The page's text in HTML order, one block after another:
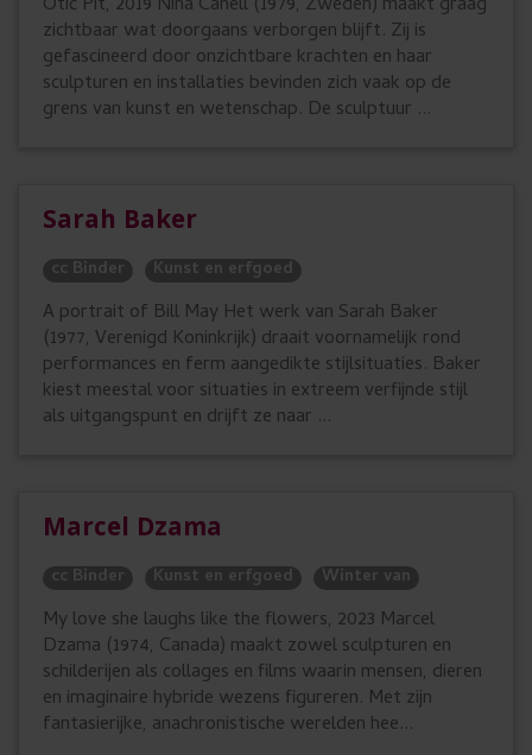
zichtbaar wat doorgaans verborgen blijft. Zij is
gefascineerd door onzichtbare krachten en haar
sculpturen en installaties bevinden zich vaak op de
grens van kunst en wetenschap. De sculptuur ...
Sarah Baker
cc Binder Kunst en erfgoed
A portrait of Bill May Het werk van Sarah Baker
(1977, Verenigd Koninkrijk) draait voornamelijk rond
performances en ferm aangedikte stijlsituaties. Baker
kiest meestal voor situaties in extreem verfijnde stijl
als uitgangspunt en drijft ze naar ...
Marcel Dzama
cc Binder Kunst en erfgoed Winter van
My love she laughs like the flowers, 2023 Marcel
Dzama (1974, Canada) maakt zowel sculpturen en
schilderijen als collages en films waarin mensen, dieren
en imaginaire hybride wezens figureren. Met zijn
fantasierijke, anachronistische werelden hee...